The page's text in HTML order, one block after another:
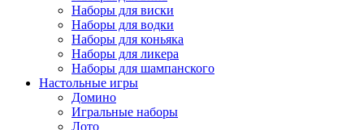
Наборы для виски
Наборы для водки
Наборы для коньяка
Наборы для ликера
Наборы для шампанского
Настольные игры
Домино
Игральные наборы
Лото